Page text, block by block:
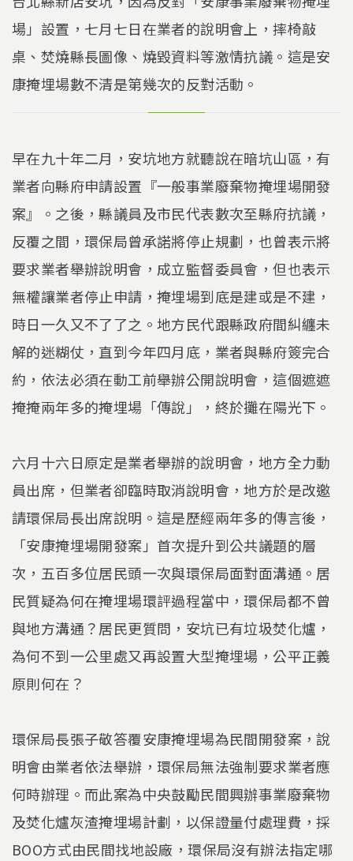
場」設置，七月七日在業者的說明會上，摔椅敲
桌、焚燒縣長圖像、燒毀資料等激情抗議。這是安
康掩埋場數不清是第幾次的反對活動。
早在九十年二月，安坑地方就聽說在暗坑山區，有
業者向縣府申請設置『一般事業廢棄物掩埋場開發
案』。之後，縣議員及市民代表數次至縣府抗議，
反覆之間，環保局曾承諾將停止規劃，也曾表示將
要求業者舉辦說明會，成立監督委員會，但也表示
無權讓業者停止申請，掩埋場到底是建或是不建，
時日一久又不了了之。地方民代跟縣政府間糾纏未
解的迷糊仗，直到今年四月底，業者與縣府簽完合
約，依法必須在動工前舉辦公開說明會，這個遮遮
掩掩兩年多的掩埋場「傳說」，終於攤在陽光下。
六月十六日原定是業者舉辦的說明會，地方全力動
員出席，但業者卻臨時取消說明會，地方於是改邀
請環保局長出席說明。這是歷經兩年多的傳言後，
「安康掩埋場開發案」首次提升到公共議題的層
次，五百多位居民頭一次與環保局面對面溝通。居
民質疑為何在掩埋場環評過程當中，環保局都不曾
與地方溝通？居民更質問，安坑已有垃圾焚化爐，
為何不到一公里處又再設置大型掩埋場，公平正義
原則何在？
環保局長張子敬答覆安康掩埋場為民間開發案，說
明會由業者依法舉辦，環保局無法強制要求業者應
何時辦理。而此案為中央鼓勵民間興辦事業廢棄物
及焚化爐灰渣掩埋場計劃，以保證量付處理費，採
BOO方式由民間找地設廠，環保局沒有辦法指定哪